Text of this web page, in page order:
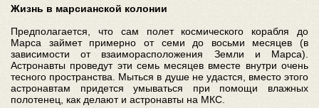
Жизнь в марсианской колонии
Предполагается, что сам полет космического корабля до
Марса займет примерно от семи до восьми месяцев (в
зависимости от взаиморасположения Земли и Марса).
Астронавты проведут эти семь месяцев вместе внутри очень
тесного пространства. Мыться в душе не удастся, вместо этого
астронавтам придется умываться при помощи влажных
полотенец, как делают и астронавты на МКС.